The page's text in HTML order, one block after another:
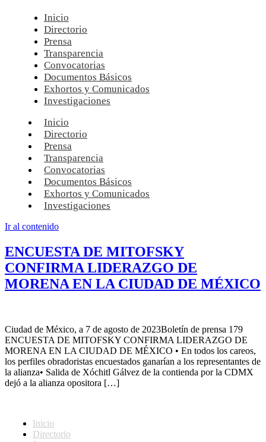
Inicio
Directorio
Prensa
Transparencia
Convocatorias
Documentos Básicos
Exhortos y Comunicados
Investigaciones
Inicio
Directorio
Prensa
Transparencia
Convocatorias
Documentos Básicos
Exhortos y Comunicados
Investigaciones
Ir al contenido
ENCUESTA DE MITOFSKY
CONFIRMA LIDERAZGO DE
MORENA EN LA CIUDAD DE MÉXICO
Ciudad de México, a 7 de agosto de 2023Boletín de prensa 179
ENCUESTA DE MITOFSKY CONFIRMA LIDERAZGO DE
MORENA EN LA CIUDAD DE MÉXICO • En todos los careos,
los perfiles obradoristas encuestados ganarían a los representantes de
la alianza• Salida de Xóchitl Gálvez de la contienda por la CDMX
dejó a la alianza opositora […]
Inicio
Directorio